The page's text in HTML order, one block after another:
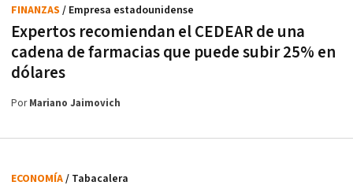
Expertos recomiendan el CEDEAR de una
cadena de farmacias que puede subir 25% en
dólares
FINANZAS / Empresa estadounidense
PorMariano Jaimovich
ECONOMÍA/ Tabacalera